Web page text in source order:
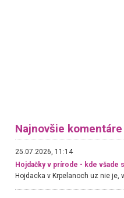
Najnovšie komentáre
25.07.2026, 11:14
Hojdačky v prírode - kde všade